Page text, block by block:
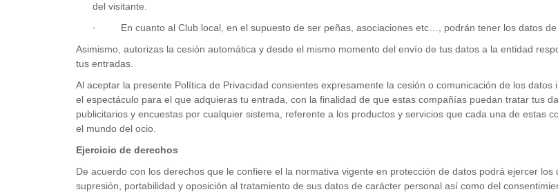
del visitante.
· En cuanto al Club local, en el supuesto de ser peñas, asociaciones etc…, podrán tener los datos de
Asimismo, autorizas la cesión automática y desde el mismo momento del envío de tus datos a la entidad
tus entradas.
Al aceptar la presente Política de Privacidad consientes expresamente la cesión o comunicación de los
el espectáculo para el que adquieras tu entrada, con la finalidad de que estas compañías puedan tratar tus
publicitarios y encuestas por cualquier sistema, referente a los productos y servicios que cada una de estas
el mundo del ocio.
Ejercicio de derechos
De acuerdo con los derechos que le confiere el la normativa vigente en protección de datos podrá ejercer
supresión, portabilidad y oposición al tratamiento de sus datos de carácter personal así como del